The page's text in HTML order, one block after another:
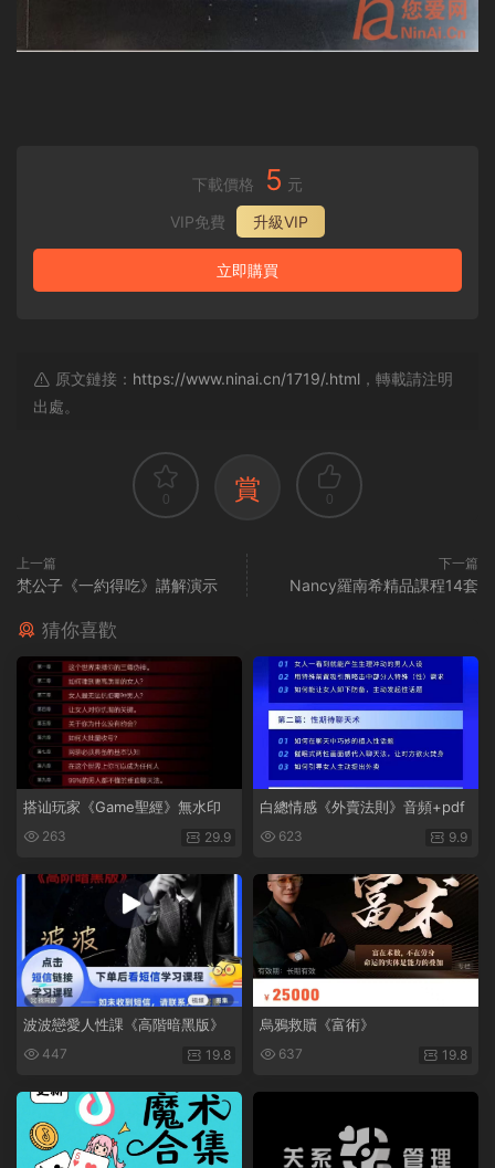
下載價格 5 元
VIP免費
升級VIP
立即購買
原文鏈接： https://www.ninai.cn/1719/.html ，轉載請注明
出處。
0 賞 0
上一篇
梵公子《一約得吃》講解演示
下一篇
Nancy羅南希精品課程14套
猜你喜歡
搭讪玩家《Game聖經》無水印
263 29.9
白總情感《外賣法則》音頻+pdf
623 9.9
波波戀愛人性課《高階暗黑版》
447 19.8
烏鴉救贖《富術》
637 19.8